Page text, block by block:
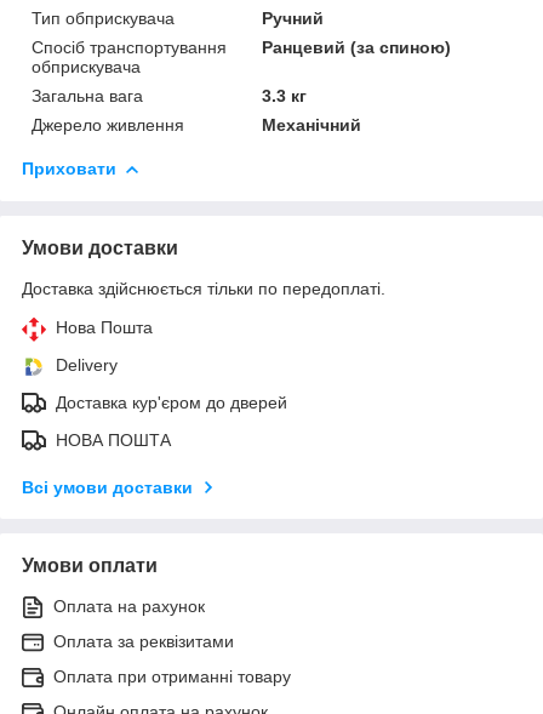
Тип обприскувача
Ручний
Спосіб транспортування
обприскувача
Ранцевий (за спиною)
Загальна вага
3.3 кг
Джерело живлення
Механічний
Приховати
Умови доставки
Доставка здійснюється тільки по передоплаті.
Нова Пошта
Delivery
Доставка кур'єром до дверей
НОВА ПОШТА
Всі умови доставки
Умови оплати
Оплата на рахунок
Оплата за реквізитами
Оплата при отриманні товару